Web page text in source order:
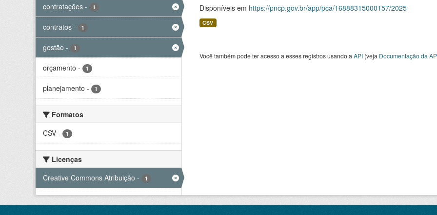
contratações - 1
contratos - 1
gestão - 1
orçamento - 1
planejamento - 1
Formatos
CSV - 1
Licenças
Creative Commons Atribuição - 1
Disponíveis em https://pncp.gov.br/app/pca/16888315000157/2025
CSV
Você também pode ter acesso a esses registros usando a API(veja Documentação da